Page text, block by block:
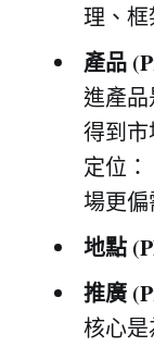
理、
產品
進產
得到
定位
場更偏
地點
推廣
核心是